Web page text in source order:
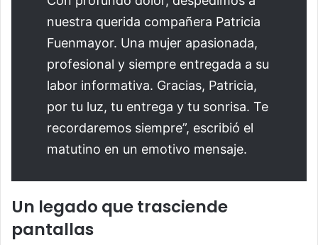
nuestra querida compañera Patricia
Fuenmayor. Una mujer apasionada,
profesional y siempre entregada a su
labor informativa. Gracias, Patricia,
por tu luz, tu entrega y tu sonrisa. Te
recordaremos siempre”, escribió el
matutino en un emotivo mensaje.
Un legado que trasciende
pantallas